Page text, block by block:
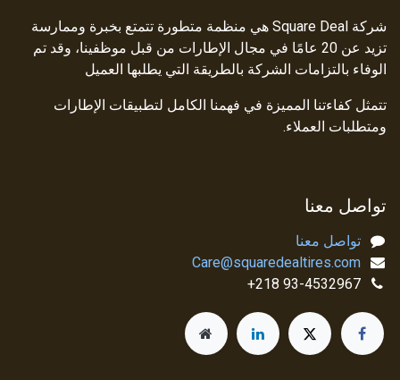
شركة Square Deal هي منظمة متطورة تتمتع بخبرة وممارسة
تزيد عن 20 عامًا في مجال الإطارات من قبل موظفينا، وقد تم
الوفاء بالتزامات الشركة بالطريقة التي يطلبها العميل
تتمثل كفاءتنا المميزة في فهمنا الكامل لتطبيقات الإطارات
ومتطلبات العملاء.
تواصل معنا
تواصل معنا
Care@squaredealtires.com
93-4532967 218+